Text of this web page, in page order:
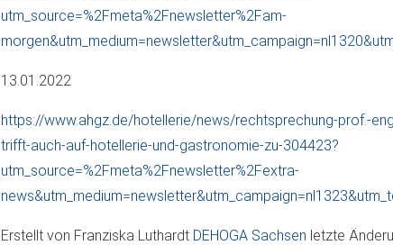
utm_source=%2Fmeta%2Fnewsletter%2Fam-
13.01.2022
https://www.ahgz.de/hotellerie/news/rechtsprechung-prof.-
trifft-auch-auf-hotellerie-und-gastronomie-zu-304423?
utm_source=%2Fmeta%2Fnewsletter%2Fextra-
Erstellt von Franziska Luthardt DEHOGA Sachsen letzte